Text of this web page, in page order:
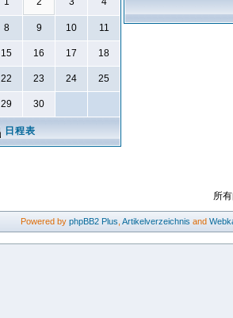
8 9 10 11
15 16 17 18
22 23 24 25
29 30
日程表
所
Powered by phpBB2 Plus Artikelverzeichnis and